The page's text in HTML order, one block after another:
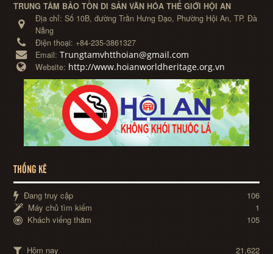
TRUNG TÂM BẢO TỒN DI SẢN VĂN HÓA THẾ GIỚI HỘI AN
Địa chỉ:Số 10B, đường Trần Hưng Đạo, Phường Hội An, TP. Đà
Nẵng
Điện thoại: +84-235-3861327
Email:Trungtamvhtthoian@gmail.com
Website: http://www.hoianworldheritage.org.vn
THỐNG KÊ
Đang truy cập
106
Máy chủ tìm kiếm
1
Khách viếng thăm
105
Hôm nay
21,622